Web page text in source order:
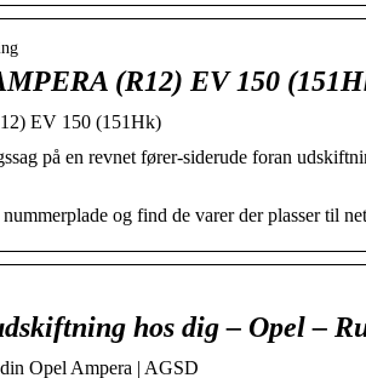
(R12) EV 150
EV 150 (151Hk)
på en revnet fører-siderude foran
og find de varer der plasser til
hos dig – Opel –
Opel Ampera | AGSD